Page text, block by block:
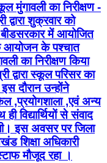
मुंगावली का निरीक्षण -
शुक्रवार को
में आयोजित
आयोजन के पश्‍चात
का निरीक्षण किया
द्वारा स्‍कूल परिसर का
दौरान उन्‍होंने
,प्रयोगशाला ,एवं अन्य
विद्यार्थियों से संवाद
इस अवसर पर जिला
शिक्षा अधिकारी
मौजूद रहा ।